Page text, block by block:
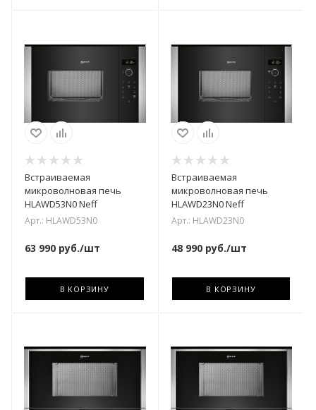
Встраиваемая
микроволновая печь
HLAWD53N0 Neff
Арт.: HLAWD53N0
63 990 руб./шт
В КОРЗИНУ
Встраиваемая
микроволновая печь
HLAWD23N0 Neff
Арт.: HLAWD23N0
48 990руб./шт
В КОРЗИНУ